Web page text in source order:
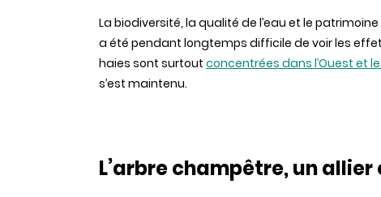
La biodiversité, la qualité de l’eau et le
a été pendant longtemps difficile de voir les
haies sont surtout concentrées dans l’Ouest et
s’est maintenu.
L’arbre champêtre, un